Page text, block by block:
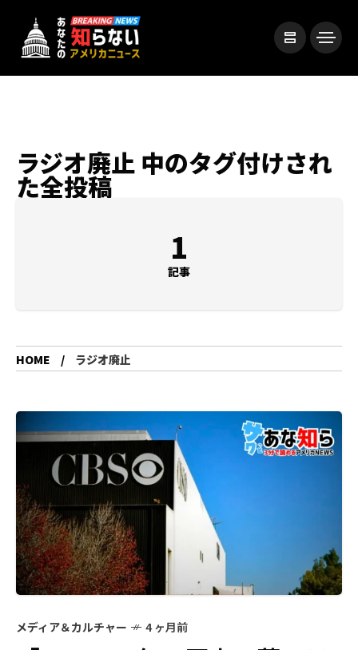
ラジオ廃止 中のタグ付けされ
た全投稿
1
記事
HOME ラジオ廃止
メディア＆カルチャー 4 ヶ月前